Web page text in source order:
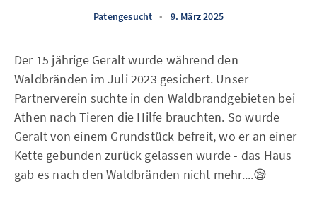
Patengesucht • 9. März 2025
Der 15 jährige Geralt wurde während den
Waldbränden im Juli 2023 gesichert. Unser
Partnerverein suchte in den Waldbrandgebieten bei
Athen nach Tieren die Hilfe brauchten. So wurde
Geralt von einem Grundstück befreit, wo er an einer
Kette gebunden zurück gelassen wurde - das Haus
gab es nach den Waldbränden nicht mehr....😪